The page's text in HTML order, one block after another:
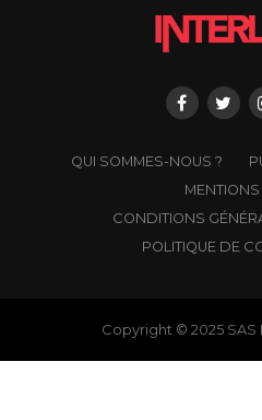
QUI SOMMES-NOUS ?
CONDITIONS
POLITIQUE DE
Copyright © 2025 SAS